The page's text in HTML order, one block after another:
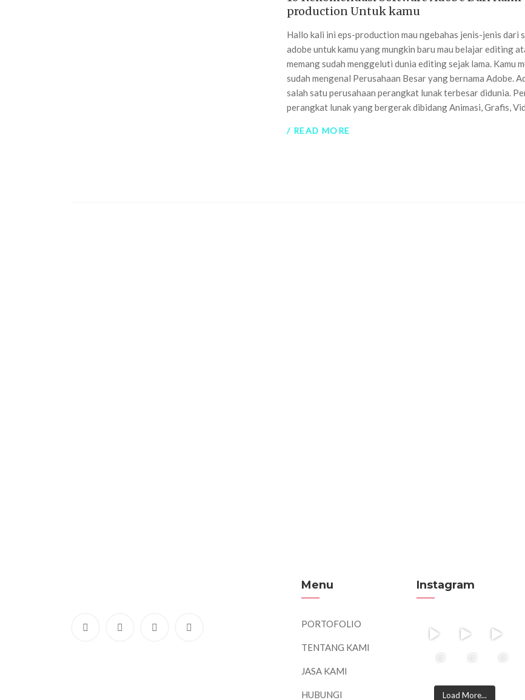
production Untuk kamu
Hallo kali ini eps-production mau ngebahas jenis-jenis dari
adobe untuk kamu yang mungkin baru mau belajar editing
memang sudah menggeluti dunia editing sejak lama. Kamu
sudah mengenal Perusahaan Besar yang bernama Adobe.
salah satu perusahaan perangkat lunak terbesar didunia.
perangkat lunak yang bergerak dibidang Animasi, Grafis,
/ READ MORE
Menu
PORTOFOLIO
TENTANG KAMI
JASA KAMI
HUBUNGI
Instagram
Load More...